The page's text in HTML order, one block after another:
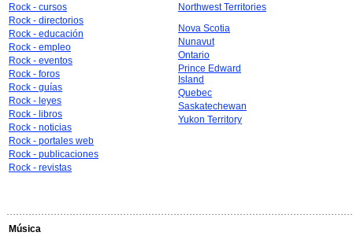
Rock - cursos
Rock - directorios
Rock - educación
Rock - empleo
Rock - eventos
Rock - foros
Rock - guías
Rock - leyes
Rock - libros
Rock - noticias
Rock - portales web
Rock - publicaciones
Rock - revistas
Northwest Territories
Nova Scotia
Nunavut
Ontario
Prince Edward
Island
Quebec
Saskatechewan
Yukon Territory
Música